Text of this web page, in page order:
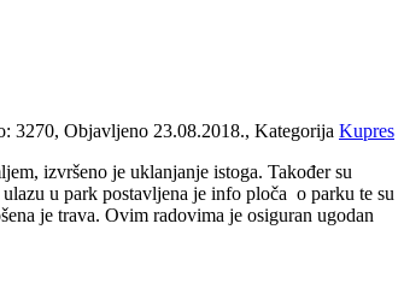
3270, Objavljeno 23.08.2018., Kategorija Kupres
izvršeno je uklanjanje istoga. Također su
u park postavljena je info ploča o parku te su
je trava. Ovim radovima je osiguran ugodan